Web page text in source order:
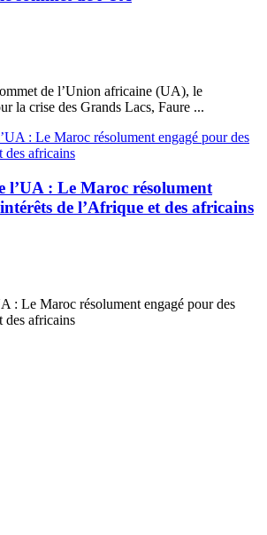
de l’Union africaine (UA), le
la crise des Grands Lacs, Faure ...
l’UA : Le Maroc résolument
de l’Afrique et des africains
: Le Maroc résolument engagé pour des
des africains